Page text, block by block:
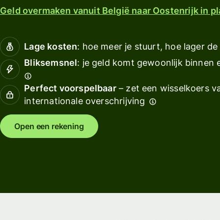
Verkennen
Persoonlijke
Bekijk
Verkennen
Geld overmaken vanuit België naar Oostenrijk in
Lage kosten: hoe meer je stuurt, hoe lager
Bliksemsnel: je geld komt gewoonlijk binnen
Perfect voorspelbaar– zet een wisselkoers
internationale overschrijving
Open een rekening